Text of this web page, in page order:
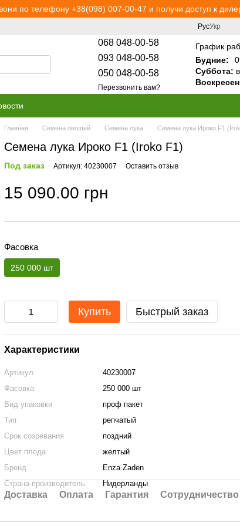
по телефону +38(098) 007-00-47 и получи доступ к
РусУкр
068 048-00-58
093 048-00-58
050 048-00-58
Перезвонить вам?
График
Будние:
Суббота:
Главная Семена овощей Семена лука Семена лука Ироко F1
Семена лука Ироко F1 (Iroko F1)
Под заказ Артикул: 40230007 Оставить отзыв
15 090.00 грн
Фасовка
250 000 шт
Купить Быстрый заказ
Характеристики
Артикул
40230007
Фасовка
250 000 шт
Вид упаковки
проф пакет
Тип
репчатый
Срок созревания
поздний
Цвет плода
желтый
Бренд
Enza Zaden
Страна-производитель
Нидерланды
Доставка Оплата Гарантия Сотрудничество